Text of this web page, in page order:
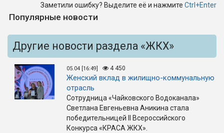
Заметили ошибку? Выделите её и нажмите Ctrl+Enter
Популярные новости
Другие новости раздела «ЖКХ»
05.04 [16:49] 4 450
Женский вклад в жилищно-коммунальную
отрасль
Сотрудница «Чайковского Водоканала»
Светлана Евгеньевна Аникина стала
победительницей II Всероссийского
Конкурса «КРАСА ЖКХ».